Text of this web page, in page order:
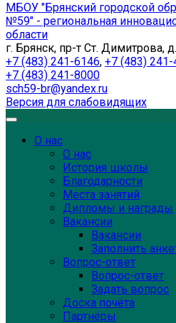
МБОУ "Брянский городской
№59" - региональная
области
г. Брянск, пр-т Ст. Димитрова,
+7 (483) 241-6146, +7 (483) 241-
+7 (483) 241-8000
sch59-br@yandex.ru
Версия для слабовидящих
О нас
О нас
История школы
Благодарности
Места занятий
Дипломы и награды
Вакансии
Вакансии
Заполнить
Вопрос-ответ
Вопрос-ответ
Задать вопрос
Доска почёта
Партнёры